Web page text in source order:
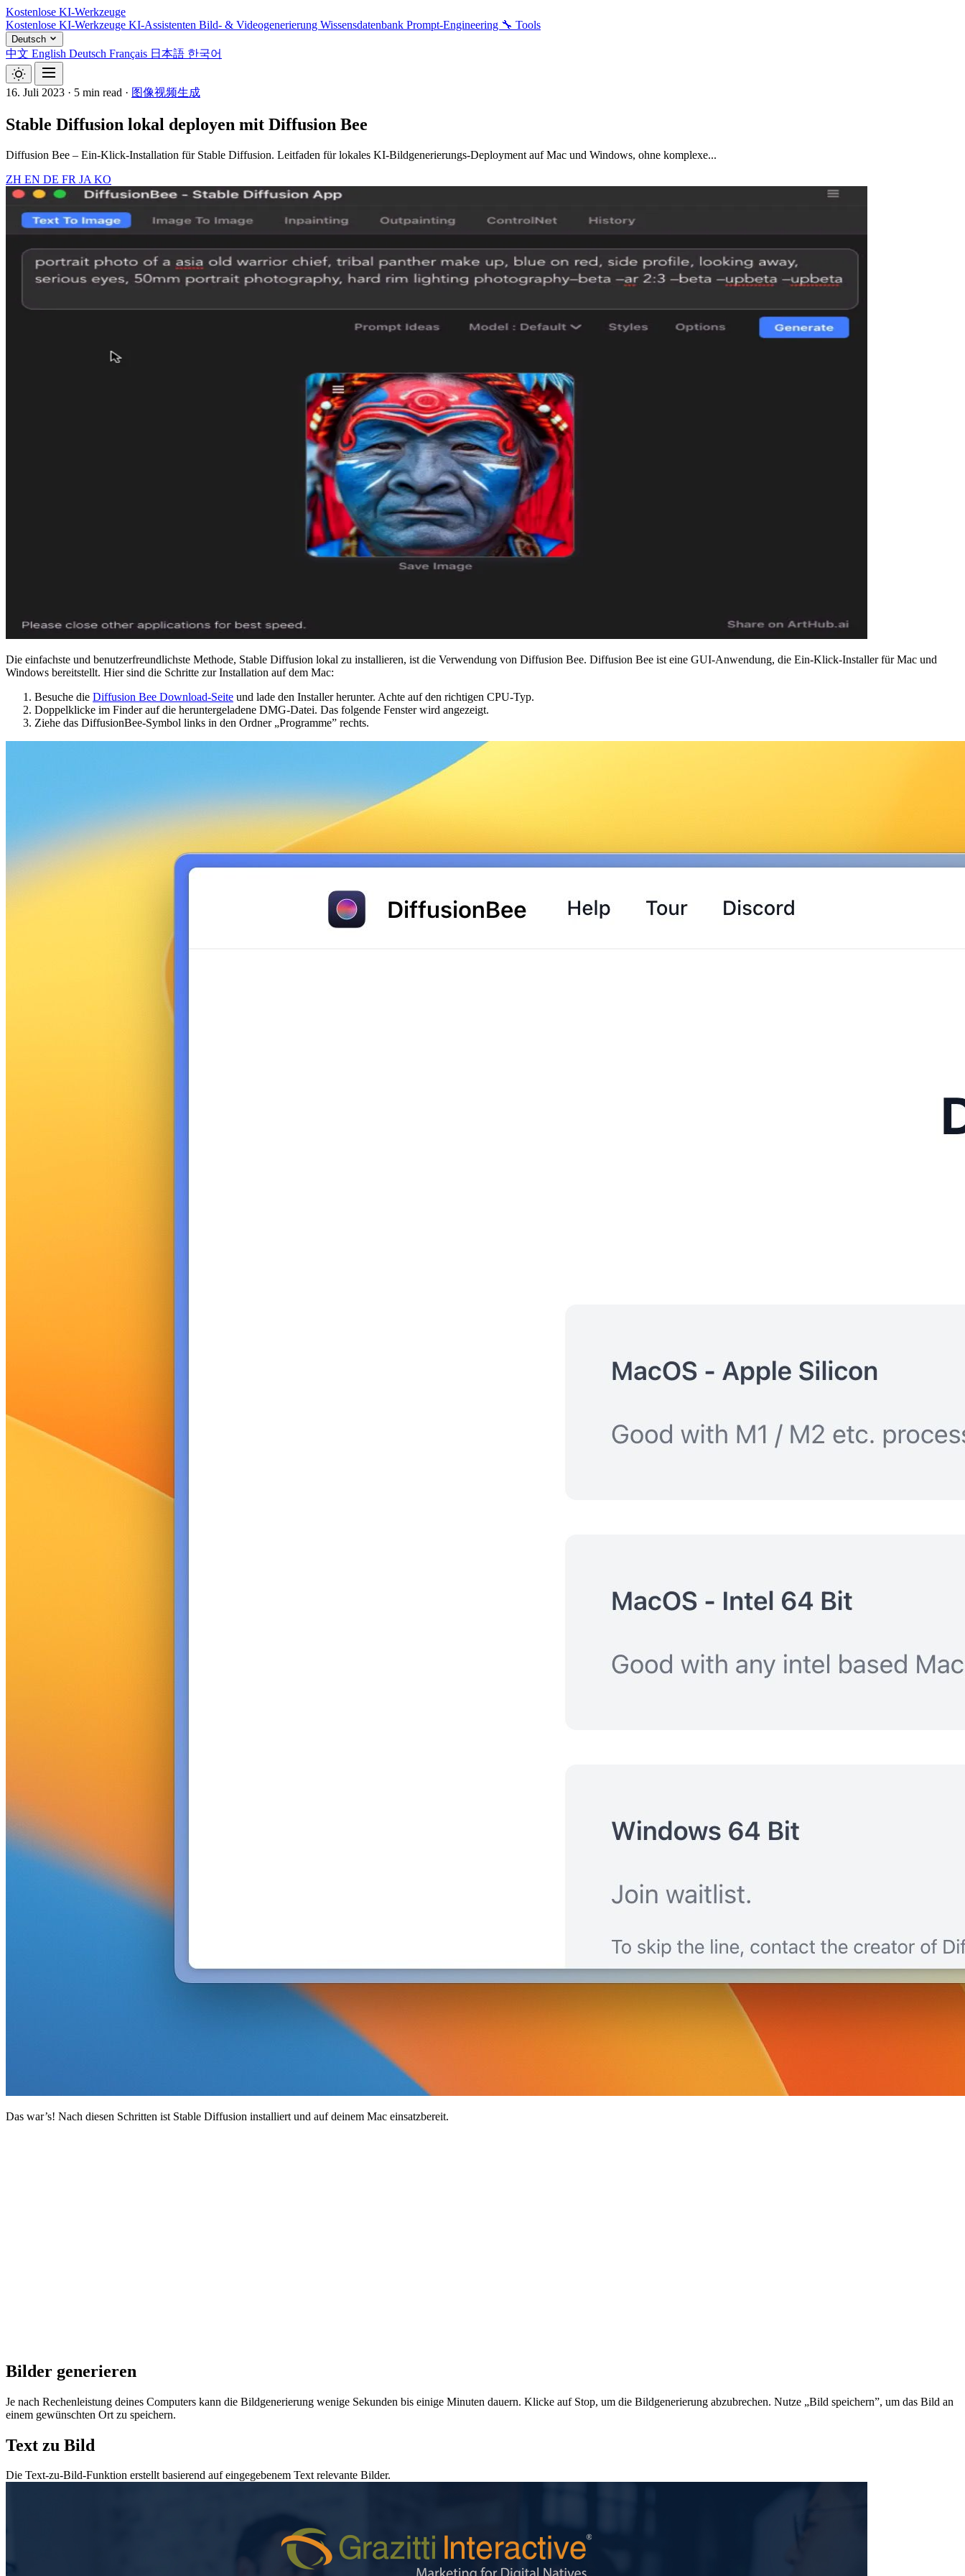
Kostenlose KI-Werkzeuge
Kostenlose KI-Werkzeuge KI-Assistenten Bild- & Videogenerierung Wissensdatenbank Prompt-Engineering 🔧 Tools
Deutsch
中文 English Deutsch Français 日本語 한국어
16. Juli 2023 · 5 min read · 图像视频生成
Stable Diffusion lokal deployen mit Diffusion Bee
Diffusion Bee – Ein-Klick-Installation für Stable Diffusion. Leitfaden für lokales KI-Bildgenerierungs-Deployment auf Mac und Windows, ohne komplexe...
ZH EN DE FR JA KO
Die einfachste und benutzerfreundlichste Methode, Stable Diffusion lokal zu installieren, ist die Verwendung von Diffusion Bee. Diffusion Bee ist eine GUI-Anwendung, die Ein-Klick-Installer für Mac und
Windows bereitstellt. Hier sind die Schritte zur Installation auf dem Mac:
Besuche die Diffusion Bee Download-Seite und lade den Installer herunter. Achte auf den richtigen CPU-Typ.
Doppelklicke im Finder auf die heruntergeladene DMG-Datei. Das folgende Fenster wird angezeigt.
Ziehe das DiffusionBee-Symbol links in den Ordner „Programme” rechts.
Das war’s! Nach diesen Schritten ist Stable Diffusion installiert und auf deinem Mac einsatzbereit.
Bilder generieren
Je nach Rechenleistung deines Computers kann die Bildgenerierung wenige Sekunden bis einige Minuten dauern. Klicke auf Stop, um die Bildgenerierung abzubrechen. Nutze „Bild speichern”, um das Bild an
einem gewünschten Ort zu speichern.
Text zu Bild
Die Text-zu-Bild-Funktion erstellt basierend auf eingegebenem Text relevante Bilder.